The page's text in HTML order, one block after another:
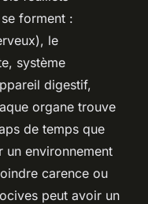
forment :
le
système
digestif,
organe trouve
de temps que
un environnement
carence ou
peut avoir un